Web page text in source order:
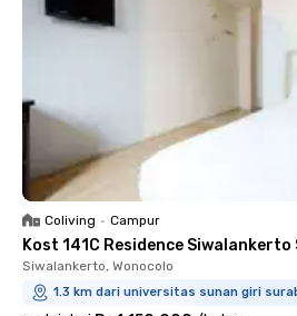
Coliving • Campur
Kost 141C Residence
Siwalankerto, Wonocolo
1.3 km dari universitas sunan giri